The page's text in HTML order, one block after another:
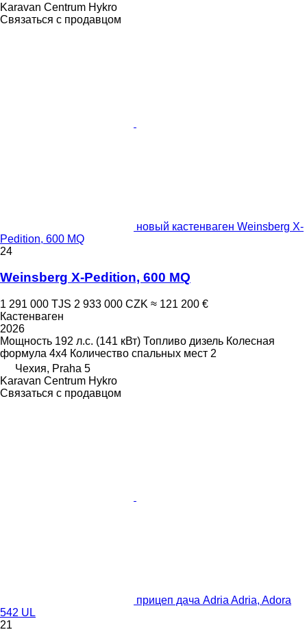
Karavan Centrum Hykro
Связаться с продавцом
новый кастенваген Weinsberg X-
Pedition, 600 MQ
24
Weinsberg X-Pedition, 600 MQ
1 291 000 TJS 2 933 000 CZK ≈ 121 200 €
Кастенваген
2026
Мощность 192 л.с. (141 кВт) Топливо дизель Колесная
формула 4x4 Количество спальных мест 2
Чехия, Praha 5
Karavan Centrum Hykro
Связаться с продавцом
прицеп дача Adria Adria, Adora
542 UL
21